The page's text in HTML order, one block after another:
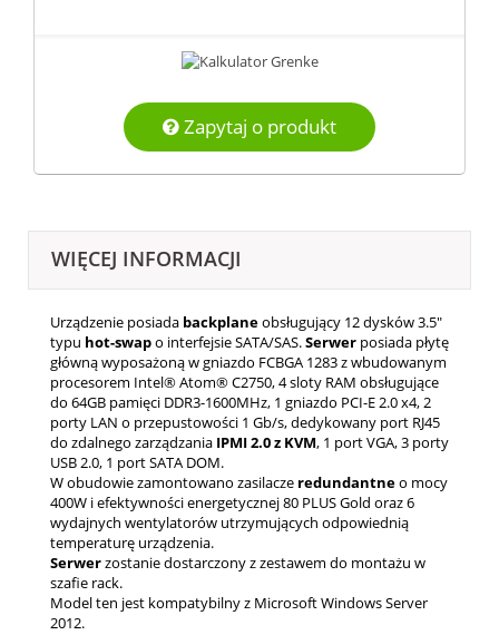
Zapytaj o produkt
WIĘCEJ INFORMACJI
Urządzenie posiada backplaneobsługujący 12 dysków 3.5"
typu hot-swapo interfejsie SATA/SAS.Serwer posiada płytę
główną wyposażoną w gniazdo FCBGA 1283 z wbudowanym
procesorem Intel® Atom® C2750, 4 sloty RAM obsługujące
do 64GB pamięci DDR3-1600MHz, 1 gniazdo PCI-E 2.0 x4, 2
porty LAN o przepustowości 1 Gb/s, dedykowany port RJ45
do zdalnego zarządzania IPMI 2.0 z KVM, 1 port VGA, 3 porty
USB 2.0, 1 port SATA DOM.
W obudowie zamontowano zasilacze redundantneo mocy
400W i efektywności energetycznej 80 PLUS Gold oraz 6
wydajnych wentylatorów utrzymujących odpowiednią
temperaturę urządzenia.
Serwerzostanie dostarczony z zestawem do montażu w
szafie rack.
Model ten jest kompatybilny z Microsoft Windows Server
2012.